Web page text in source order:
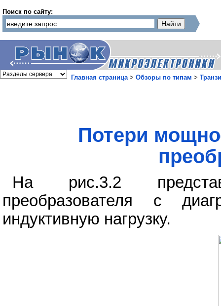
Поиск по сайту:
Главная страница> Обзоры по типам >
Потери
На рис.3.2
преобразователя с
индуктивную нагрузку.